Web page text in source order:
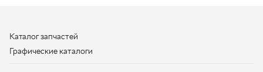
Контактная информация
+7 (950) 730-92-10